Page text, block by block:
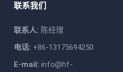
联系我们
联系人: 陈经理
电话: +86-13175694250
E-mail: info@hf-